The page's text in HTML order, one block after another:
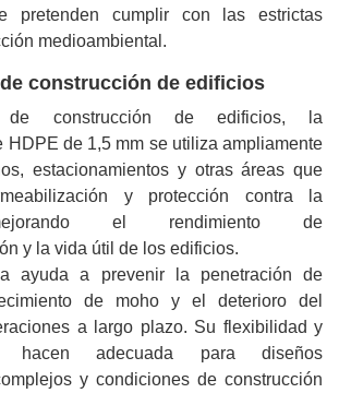
pretenden cumplir con las estrictas
medioambiental.
construcción de edificios
de construcción de edificios, la
HDPE de 1,5 mm se utiliza ampliamente
estacionamientos y otras áreas que
y protección contra la
el rendimiento de
y la vida útil de los edificios.
ayuda a prevenir la penetración de
de moho y el deterioro del
a largo plazo. Su flexibilidad y
hacen adecuada para diseños
y condiciones de construcción